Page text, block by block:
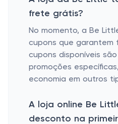
frete grátis?
No momento, a Be
cupons que garantem
cupons disponíveis
promoções
economia em outros
A loja online Be
desconto na